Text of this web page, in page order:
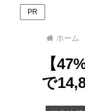
PR
ホーム
【
で